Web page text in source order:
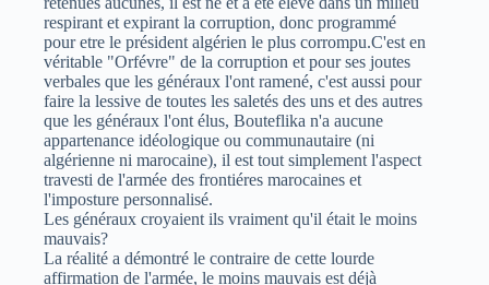
respirant et expirant la corruption, donc programmé
pour etre le président algérien le plus corrompu.C'est en
véritable "Orfévre" de la corruption et pour ses joutes
verbales que les généraux l'ont ramené, c'est aussi pour
faire la lessive de toutes les saletés des uns et des autres
que les généraux l'ont élus, Bouteflika n'a aucune
appartenance idéologique ou communautaire (ni
algérienne ni marocaine), il est tout simplement l'aspect
travesti de l'armée des frontiéres marocaines et
l'imposture personnalisé.
Les généraux croyaient ils vraiment qu'il était le moins
mauvais?
La réalité a démontré le contraire de cette lourde
affirmation de l'armée, le moins mauvais est déjà